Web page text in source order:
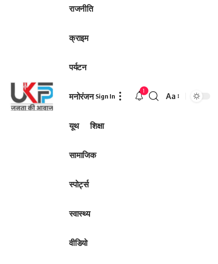
राजनीति
क्राइम
पर्यटन
मनोरंजन
यूथ शिक्षा
सामाजिक
स्पोर्ट्स
स्वास्थ्य
वीडियो
Sign In
1
Font
Aa